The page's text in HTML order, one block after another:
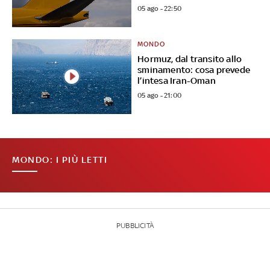
05 ago - 22:50
Hormuz, dal transito allo
sminamento: cosa prevede
l’intesa Iran-Oman
MONDO
05 ago - 21:00
MONDO: I PIÙ LETTI
PUBBLICITÀ